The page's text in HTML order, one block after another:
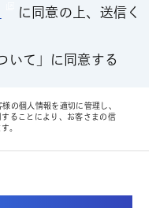
に同意の上、送信く
いて」に同意する
の個人情報を適切に管理し、
ることにより、お客さまの信
。